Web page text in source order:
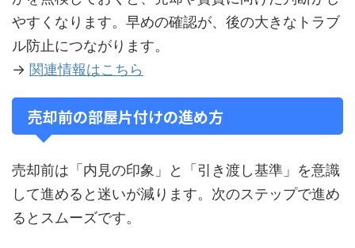
やすくなります。早めの確認が、後の大きなトラブ
ル防止につながります。
→ 関連情報はこちら
売却前の部屋片付けの進め方
売却前は「内見の印象」と「引き渡し基準」を意識
して進めると迷いが減ります。次のステップで進め
るとスムーズです。